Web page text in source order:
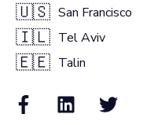
🇺🇸 San Francisco
🇮🇱 Tel Aviv
🇪🇪 Talin